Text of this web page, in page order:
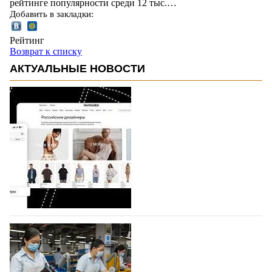
рейтинге популярности среди 12 тыс.…
Добавить в закладки:
Рейтинг
Возврат к списку
АКТУАЛЬНЫЕ НОВОСТИ
На платформе Lamoda - новый раздел и
условия продвижения локальных
дизайнерских марок